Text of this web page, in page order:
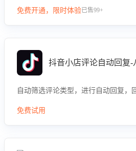
免费开通，限时体验已售99+
抖音小店评论自动回复-
自动筛选评论类型，进行自动回复，
免费试用